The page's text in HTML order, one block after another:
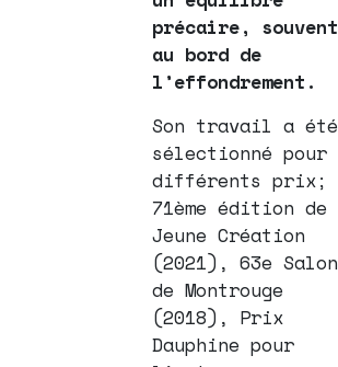
précaire, souvent
au bord de
l’effondrement.
Son travail a été
sélectionné pour
différents prix;
71ème édition de
Jeune Création
(2021), 63e Salon
de Montrouge
(2018), Prix
Dauphine pour